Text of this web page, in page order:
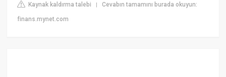
Kaynak kaldırma talebi |Cevabın tamamını burada okuyun:
finans.mynet.com